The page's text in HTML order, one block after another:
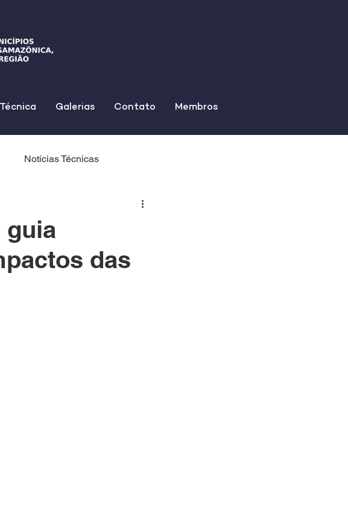
Galerias Contato Membros
Notícias Técnicas
guia
das